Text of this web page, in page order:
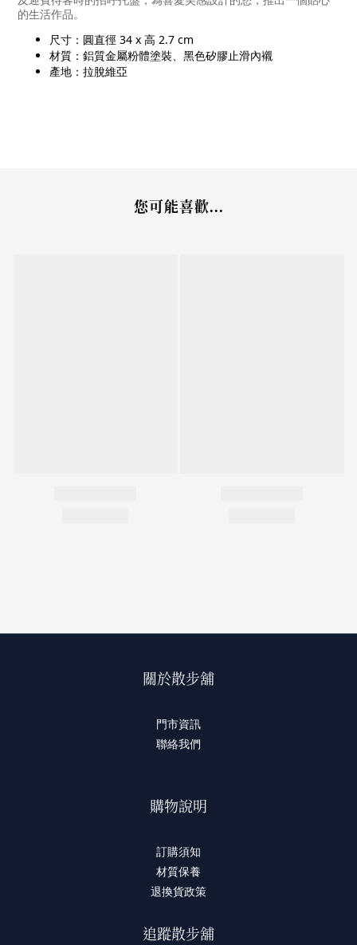
的生活作品。
尺寸：圓直徑 34 x 高 2.7 cm
材質：鋁質金屬粉體塗裝、黑色矽膠止滑內襯
產地：拉脫維亞
您可能喜歡...
關於散步舖
門市資訊
聯絡我們
購物說明
訂購須知
材質保養
退換貨政策
追蹤散步舖